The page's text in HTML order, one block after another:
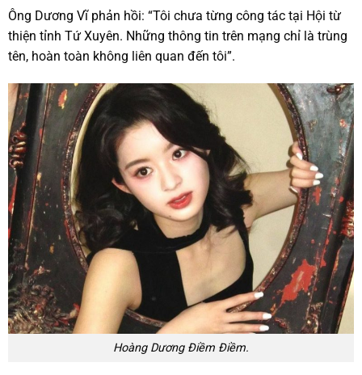
Ông Dương Vĩ phản hồi: “Tôi chưa từng công tác tại Hội từ
thiện tỉnh Tứ Xuyên. Những thông tin trên mạng chỉ là trùng
tên, hoàn toàn không liên quan đến tôi”.
Hoàng Dương Điềm Điềm.